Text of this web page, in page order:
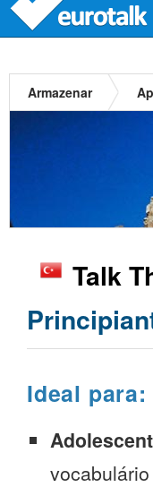
Armazenar
Talk
Ideal para: